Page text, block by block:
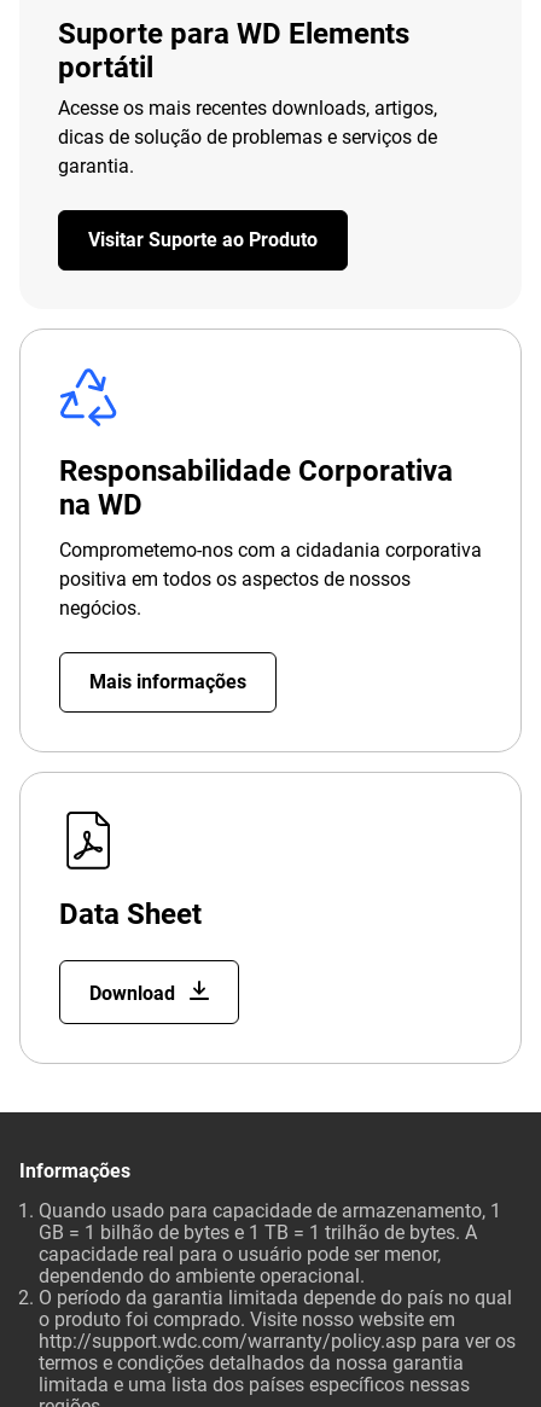
Suporte para WD Elements
portátil
Acesse os mais recentes downloads, artigos,
dicas de solução de problemas e serviços de
garantia.
Visitar Suporte ao Produto
Responsabilidade Corporativa
na WD
Comprometemo-nos com a cidadania corporativa
positiva em todos os aspectos de nossos
negócios.
Mais informações
Data Sheet
Download
Informações
Quando usado para capacidade de armazenamento, 1
GB = 1 bilhão de bytes e 1 TB = 1 trilhão de bytes. A
capacidade real para o usuário pode ser menor,
dependendo do ambiente operacional.
O período da garantia limitada depende do país no qual
o produto foi comprado. Visite nosso website em
http://support.wdc.com/warranty/policy.asp para ver os
termos e condições detalhados da nossa garantia
limitada e uma lista dos países específicos nessas